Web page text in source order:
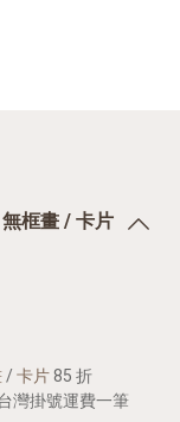
框畫 / 卡片
/卡片 85 折
灣掛號運費一筆